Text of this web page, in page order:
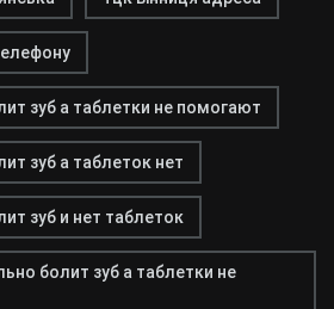
зуб а таблетки не помогают
зуб а таблеток нет
зуб и нет таблеток
болит зуб а таблетки не